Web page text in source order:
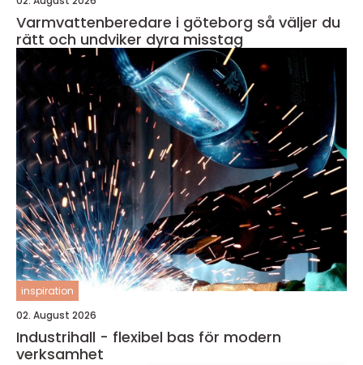
Varmvattenberedare i göteborg så väljer du
rätt och undviker dyra misstag
inspiration
02. August 2026
Industrihall - flexibel bas för modern
verksamhet